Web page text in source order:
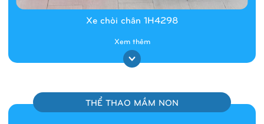
Xe chòi chân 1H4298
Xem thêm
THỂ THAO MẦM NON